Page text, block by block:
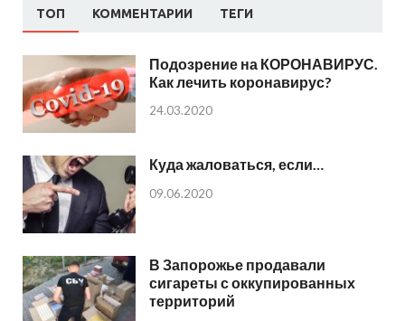
ТОП КОММЕНТАРИИ ТЕГИ
Подозрение на КОРОНАВИРУС.
Как лечить коронавирус?
24.03.2020
Куда жаловаться, если…
09.06.2020
В Запорожье продавали
сигареты с оккупированных
территорий